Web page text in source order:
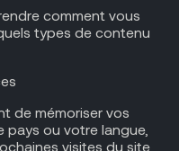
comment vous
types de contenu
de mémoriser vos
pays ou votre langue,
visites du site